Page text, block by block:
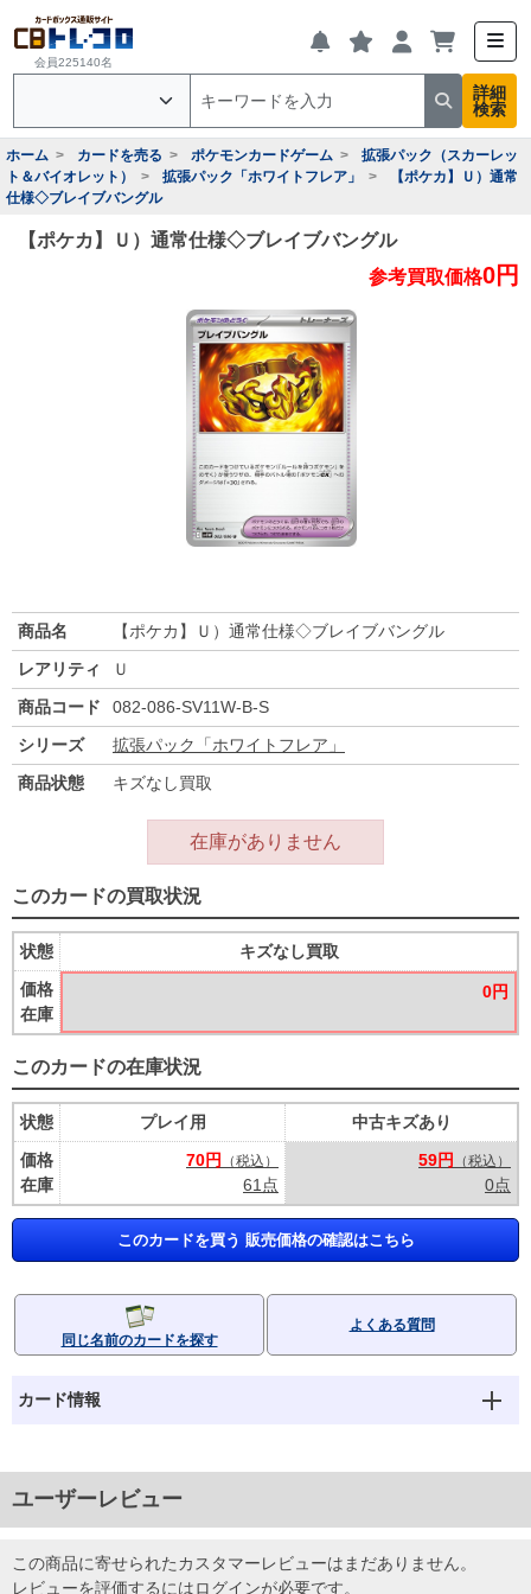
会員225140名
詳細
検索
ホーム カードを売る ポケモンカードゲーム
拡張パック（スカーレッ
ト＆バイオレット）
拡張パック「ホワイトフレア」
【ポケカ】Ｕ）通常
仕様◇ブレイブバングル
【ポケカ】Ｕ）通常仕様◇ブレイブバングル
参考買取価格0円
商品名
【ポケカ】Ｕ）通常仕様◇ブレイブバングル
レアリティ
Ｕ
商品コード
082-086-SV11W-B-S
シリーズ
拡張パック「ホワイトフレア」
商品状態
キズなし買取
在庫がありません
このカードの買取状況
状態
価格
在庫
キズなし買取
0円
このカードの在庫状況
状態
価格
在庫
プレイ用
70円
（税込）
61点
中古キズあり
59円
（税込）
0点
このカードを買う 販売価格の確認はこちら
同じ名前のカードを探す
よくある質問
カード情報
ユーザーレビュー
この商品に寄せられたカスタマーレビューはまだありません。
レビューを評価するにはログインが必要です。